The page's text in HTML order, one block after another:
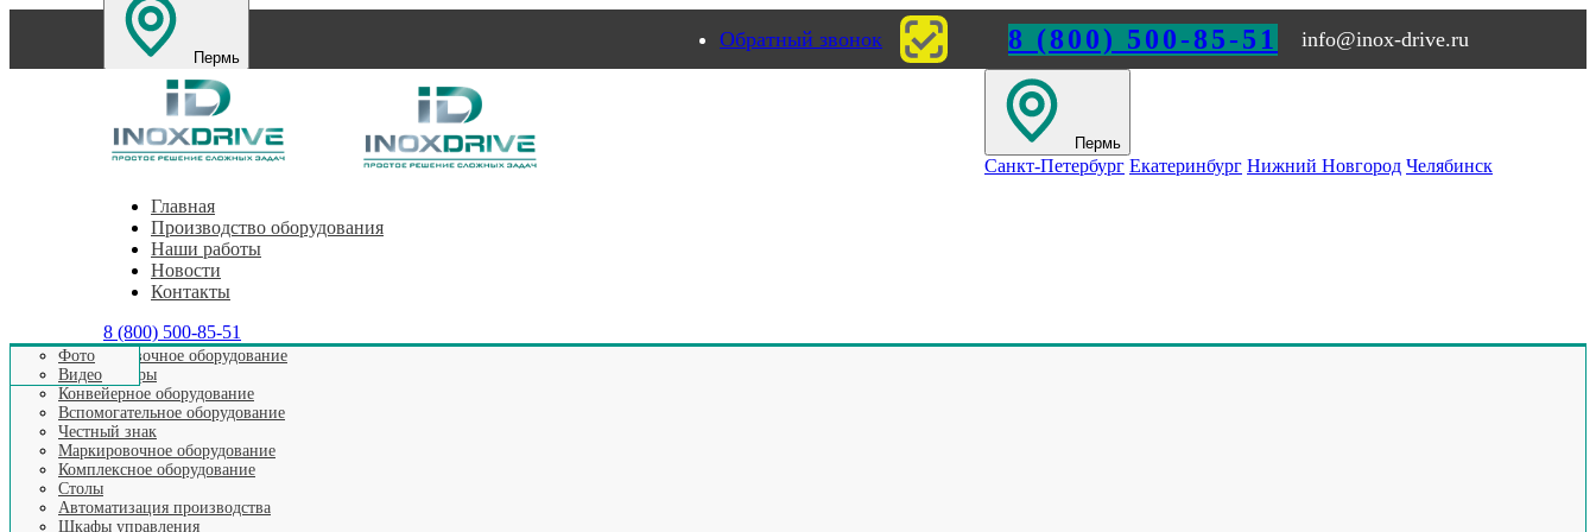
Пермь
Санкт-Петербург Нижний Новгород
Обратный звонок 8 (800) 500-85-51 info@inox-drive.ru
Пермь
Санкт-Петербург Екатеринбург Нижний Новгород Челябинск
Главная
Производство оборудования
Этикетировочное оборудование
Аппликаторы
Конвейерное оборудование
Вспомогательное оборудование
Честный знак
Маркировочное оборудование
Комплексное оборудование
Столы
Автоматизация производства
Шкафы управления
Наши работы
Фото
Видео
Новости
Контакты
8 (800) 500-85-51
Главная > Наши новости
ИноксДрайв – официальный партнер программы «Честный